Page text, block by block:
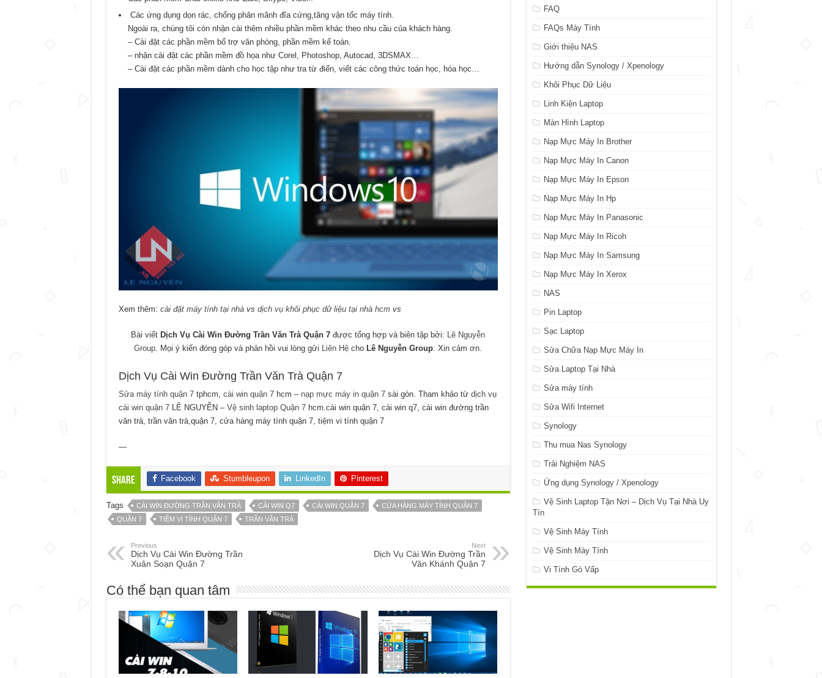
Các ứng dụng dọn rác, chống phân mãnh đĩa cứng,tăng vận tốc máy tính.
Ngoài ra, chúng tôi còn nhận cài thêm nhiều phần mềm khác theo nhu cầu của khách hàng.
– Cài đặt các phần mềm bổ trợ văn phòng, phần mềm kế toán.
– nhận cài đặt các phần mềm đồ họa như Corel, Photoshop, Autocad, 3DSMAX…
– Cài đặt các phần mềm dành cho học tập như tra từ điển, viết các công thức toán học, hóa học…
Xem thêm: cài đặt máy tính tại nhàvs dịch vụ khôi phục dữ liệu tại nhà hcmvs
Bài viết Dịch Vụ Cài Win Đường Trần Văn Trà Quận 7 được tổng hợp và biên tập bởi:
Lê Nguyễn
Group . Mọi ý kiến đóng góp và phản hồi vui lòng gửi Liên Hệ cho Lê Nguyễn Group . Xin cảm ơn.
Dịch Vụ Cài Win Đường Trần Văn Trà Quận 7
Sửa máy tính quận 7tphcm, cài win quận 7hcm – nạp mực máy in quận 7sài gòn. Tham khảo từ dịch vụ
cài win quận 7LÊ NGUYỄN – Vệ sinh laptop Quận 7hcm.cài win quận 7, cài win q7, cài win đường trần
văn trà, trần văn trà,quận 7, cửa hàng máy tính quận 7, tiệm vi tính quận 7
—
Share Facebook Stumbleupon LinkedIn Pinterest
Tags CÀI WIN ĐƯỜNG TRẦN VĂN TRÀ CÀI WIN Q7 CÀI WIN QUẬN 7
CỬA HÀNG MÁY TÍNH QUẬN 7
QUẬN 7
TIỆM VI TÍNH QUẬN 7 TRẦN VĂN TRÀ
Previous
Dịch Vụ Cài Win Đường Trần
Xuân Soạn Quận 7
Next
Dịch Vụ Cài Win Đường Trần
Văn Khánh Quận 7
Có thể bạn quan tâm
FAQ
FAQs Máy Tính
Giới thiệu NAS
Hướng dẫn Synology / Xpenology
Khôi Phục Dữ Liệu
Linh Kiện Laptop
Màn Hình Laptop
Nạp Mực Máy In Brother
Nạp Mực Máy In Canon
Nạp Mực Máy In Epson
Nạp Mực Máy In Hp
Nạp Mực Máy In Panasonic
Nạp Mực Máy In Ricoh
Nạp Mực Máy In Samsung
Nạp Mực Máy In Xerox
NAS
Pin Laptop
Sạc Laptop
Sửa Chữa Nạp Mực Máy In
Sửa Laptop Tại Nhà
Sửa máy tính
Sửa Wifi Internet
Synology
Thu mua Nas Synology
Trải Nghiệm NAS
Ứng dụng Synology / Xpenology
Vệ Sinh Laptop Tận Nơi – Dịch Vụ Tại Nhà Uy
Tín
Vệ Sinh Máy Tính
Vệ Sinh Máy Tính
Vi Tính Gò Vấp